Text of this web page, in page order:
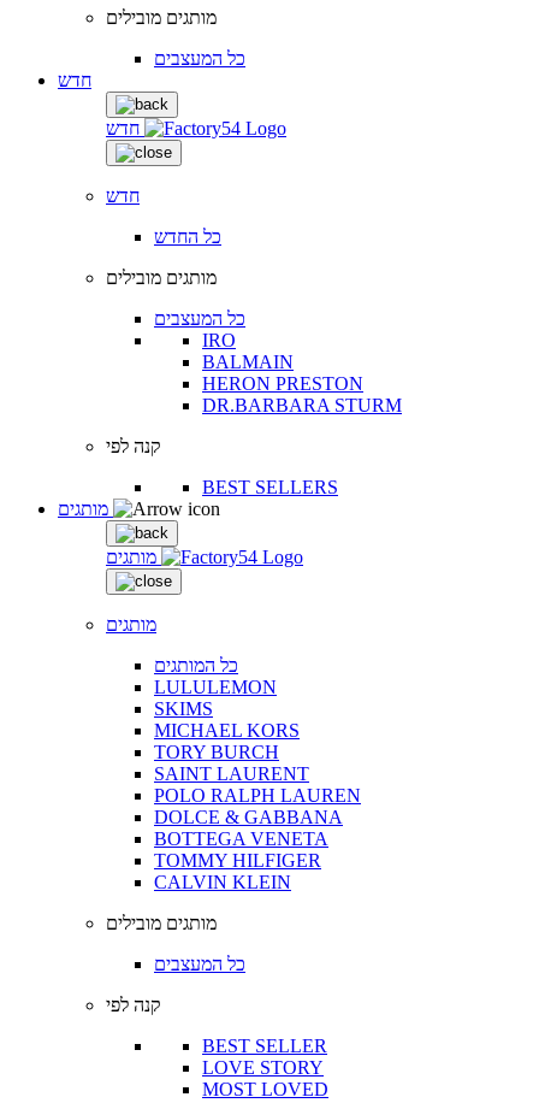
מותגים מובילים
כל המעצבים
חדש
חדש
חדש
כל החדש
מותגים מובילים
כל המעצבים
IRO
BALMAIN
HERON PRESTON
DR.BARBARA STURM
קנה לפי
BEST SELLERS
מותגים
מותגים
כל המותגים
LULULEMON
SKIMS
MICHAEL KORS
TORY BURCH
SAINT LAURENT
POLO RALPH LAUREN
DOLCE & GABBANA
BOTTEGA VENETA
TOMMY HILFIGER
CALVIN KLEIN
מותגים מובילים
כל המעצבים
קנה לפי
BEST SELLER
LOVE STORY
MOST LOVED